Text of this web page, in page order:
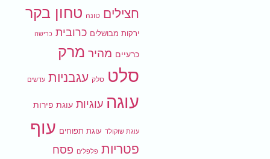
חצילים טונה טחון בקר
ירקות מבושלים כרובית כרישה
כרעיים מהיר מרק
סלט סלק עגבניות עדשים
עוגה עוגיות עוגת פירות
עוגת שוקולד עוגת תפוחים עוף
פטריות פלפלים פסח